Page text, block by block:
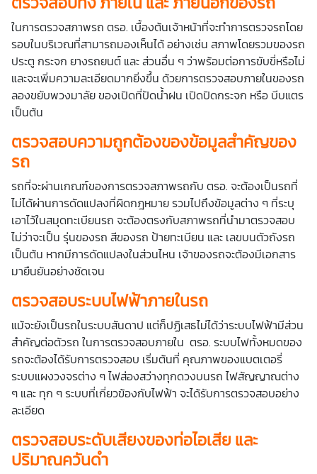
ในการตรวจสภาพรถ ตรอ. เบื้องต้นเจ้าหน้าที่จะทำการตรวจรถโดย
รอบในบริเวณที่สามารถมองเห็นได้ อย่างเช่น สภาพโดยรวมของรถ
ประตู กระจก ยางรถยนต์ และ ส่วนอื่น ๆ ว่าพร้อมต่อการขับขี่หรือไม่
และจะเพิ่มความละเอียดมากยิ่งขึ้น ด้วยการตรวจสอบภายในของรถ
ลองขยับพวงมาลัย ของเปิดที่ปัดน้ำฝน เปิดปิดกระจก หรือ บีบแตร
เป็นต้น
ตรวจสอบความถูกต้องของข้อมูลสำคัญของ
รถ
รถที่จะผ่านเกณฑ์ของการตรวจสภาพรถกับ ตรอ. จะต้องเป็นรถที่
ไม่ได้ผ่านการดัดแปลงที่ผิดกฎหมาย รวมไปถึงข้อมูลต่าง ๆ ที่ระบุ
เอาไว้ในสมุดทะเบียนรถ จะต้องตรงกับสภาพรถที่นำมาตรวจสอบ
ไม่ว่าจะเป็น รุ่นของรถ สีของรถ ป้ายทะเบียน และ เลขบนตัวถังรถ
เป็นต้น หากมีการดัดแปลงในส่วนไหน เจ้าของรถจะต้องมีเอกสาร
มายืนยันอย่างชัดเจน
ตรวจสอบระบบไฟฟ้าภายในรถ
แม้จะยังเป็นรถในระบบสันดาป แต่ก็ปฏิเสธไม่ได้ว่าระบบไฟฟ้ามีส่วน
สำคัญต่อตัวรถ ในการตรวจสอบภายใน ตรอ. ระบบไฟทั้งหมดของ
รถจะต้องได้รับการตรวจสอบ เริ่มต้นที่ คุณภาพของแบตเตอรี่
ระบบแผงวงจรต่าง ๆ ไฟส่องสว่างทุกดวงบนรถ ไฟสัญญาณต่าง
ๆ และ ทุก ๆ ระบบที่เกี่ยวข้องกับไฟฟ้า จะได้รับการตรวจสอบอย่าง
ละเอียด
ตรวจสอบระดับเสียงของท่อไอเสีย และ
ปริมาณควันดำ